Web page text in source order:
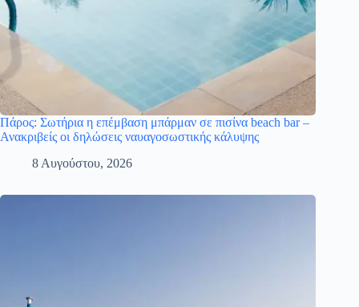
Πάρος: Σωτήρια η επέμβαση μπάρμαν σε πισίνα beach bar –
Ανακριβείς οι δηλώσεις ναυαγοσωστικής κάλυψης
8 Αυγούστου, 2026